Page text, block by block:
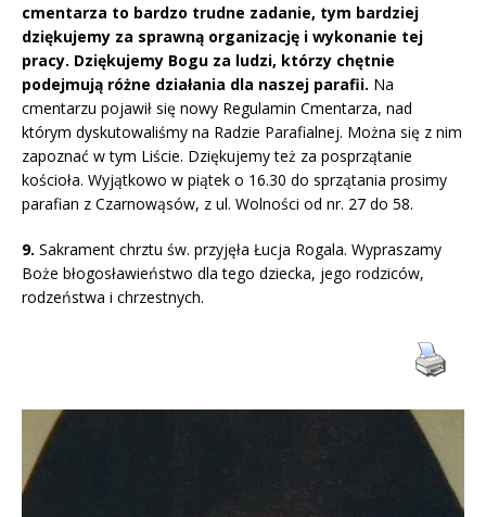
cmentarza to bardzo trudne zadanie, tym bardziej
dziękujemy za sprawną organizację i wykonanie tej
pracy. Dziękujemy Bogu za ludzi, którzy chętnie
podejmują różne działania dla naszej parafii. Na
cmentarzu pojawił się nowy Regulamin Cmentarza, nad
którym dyskutowaliśmy na Radzie Parafialnej. Można się z nim
zapoznać w tym Liście. Dziękujemy też za posprzątanie
kościoła. Wyjątkowo w piątek o 16.30 do sprzątania prosimy
parafian z Czarnowąsów, z ul. Wolności od nr. 27 do 58.
9. Sakrament chrztu św. przyjęła Łucja Rogala. Wypraszamy
Boże błogosławieństwo dla tego dziecka, jego rodziców,
rodzeństwa i chrzestnych.